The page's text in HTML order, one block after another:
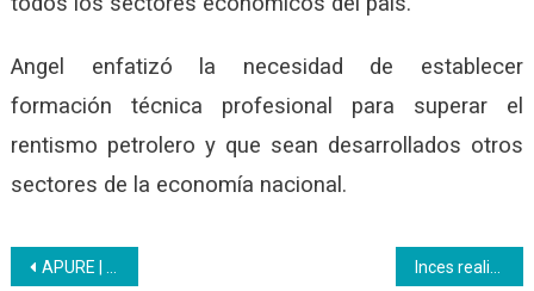
Angel enfatizó la necesidad de establecer
formación técnica profesional para superar el
rentismo petrolero y que sean desarrollados otros
sectores de la economía nacional.
Navegación
APURE | Acreditación de saberes a los brigadistas de la Gran Misión Barrio Nuevo Barrio Tricolor